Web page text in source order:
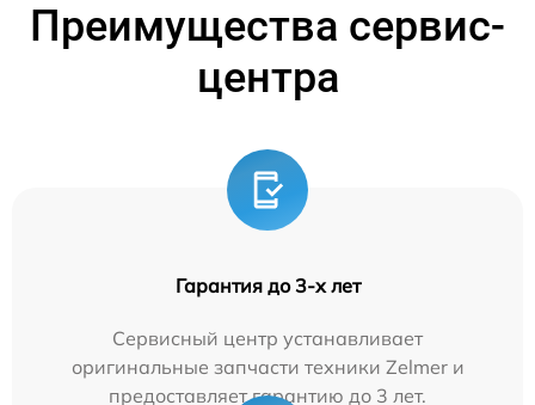
Преимущества сервис-
центра
Гарантия до 3-х лет
Сервисный центр устанавливает
оригинальные запчасти техники Zelmer и
предоставляет гарантию до 3 лет.